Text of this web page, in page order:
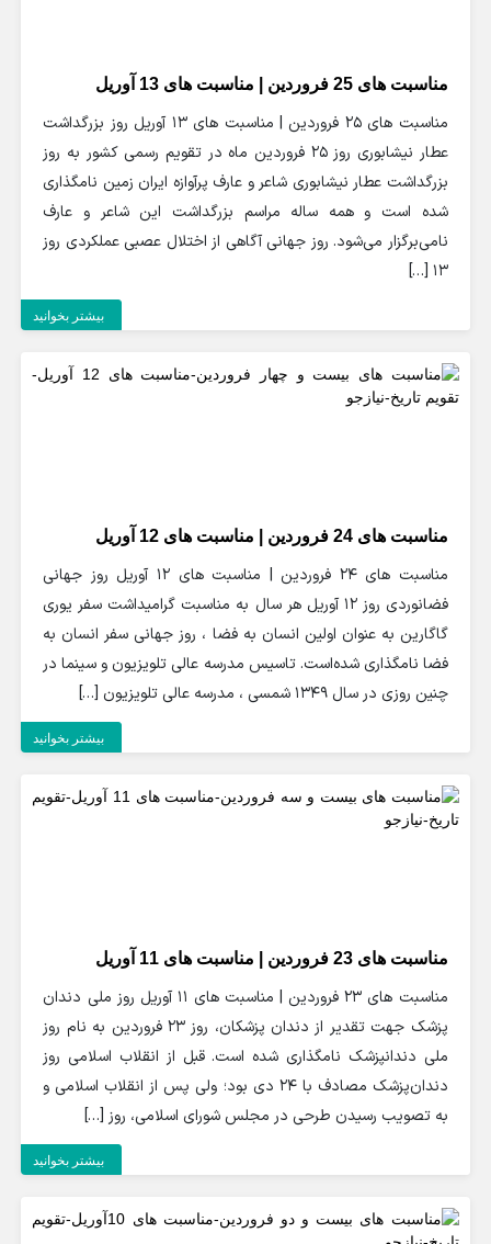
مناسبت های 25 فروردین | مناسبت های 13 آوریل
مناسبت های 25 فروردین | مناسبت های 13 آوریل روز بزرگداشت
عطار نیشابوری روز 25 فروردین ماه در تقویم رسمی کشور به روز
بزرگداشت عطار نیشابوری شاعر و عارف پرآوازه ایران زمین نامگذاری
شده است و همه ساله مراسم بزرگداشت این شاعر و عارف
نامی‌برگزار می‌شود. روز جهانی آگاهی از اختلال عصبی عملکردی روز
13 […]
بیشتر بخوانید
مناسبت های 24 فروردین | مناسبت های 12 آوریل
مناسبت های 24 فروردین | مناسبت های 12 آوریل روز جهانی
فضانوردی روز ۱۲ آوریل هر سال به مناسبت گرامیداشت سفر یوری
گاگارین به عنوان اولین انسان به فضا ، روز جهانی سفر انسان به
فضا نامگذاری شده‌است. تاسیس مدرسه عالی تلویزیون و سینما در
چنین روزی در سال 1349 شمسی ، مدرسه عالی تلویزیون […]
بیشتر بخوانید
مناسبت های 23 فروردین | مناسبت های 11 آوریل
مناسبت های 23 فروردین | مناسبت های 11 آوریل روز ملی دندان
پزشک جهت تقدیر از دندان پزشکان، روز 23 فروردین به نام روز
ملی دندانپزشک نامگذاری شده است. قبل از انقلاب اسلامی روز
دندان‌پزشک مصادف با 24 دی بود؛ ولی پس از انقلاب اسلامی و
به تصویب رسیدن طرحی در مجلس شورای اسلامی، روز […]
بیشتر بخوانید